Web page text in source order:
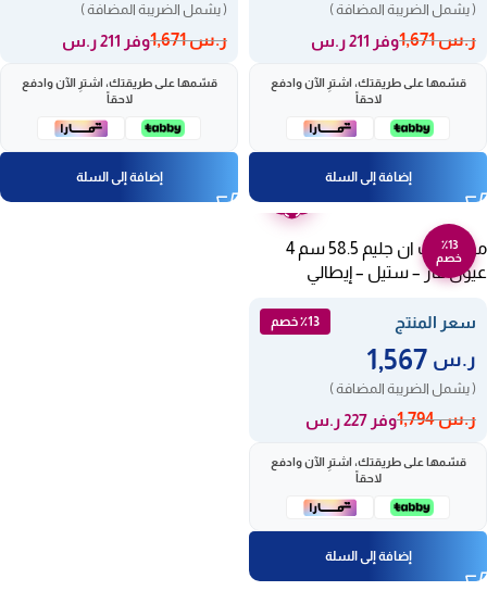
( يشمل الضريبة المضافة )
ر.س1,671 وفر 211 ر.س
قسّمها على طريقتك، اشترِ الآن وادفع
لاحقاً
إضافة إلى السلة
( يشمل الضريبة المضافة )
ر.س1,671 وفر 211 ر.س
قسّمها على طريقتك، اشترِ الآن وادفع
لاحقاً
إضافة إلى السلة
٪13
خصم
عامين
موقد بلت ان جليم 58.5 سم 4
عيون غاز – ستيل – إيطالي
سعر المنتج
٪13 خصم
ر.س
( يشمل الضريبة المضافة )
ر.س1,794 وفر 227 ر.س
قسّمها على طريقتك، اشترِ الآن وادفع
لاحقاً
إضافة إلى السلة